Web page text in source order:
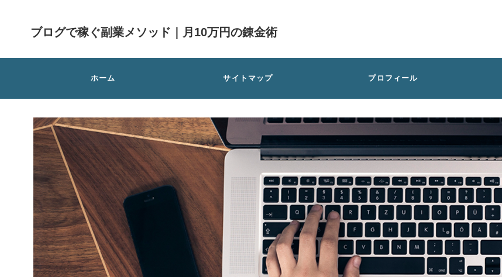
ブログで稼ぐ副業メソッド｜月10万円の錬金術
ホーム サイトマップ プロフィール